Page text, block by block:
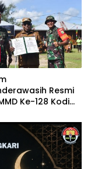
Resmi
Ke-128 Kodim